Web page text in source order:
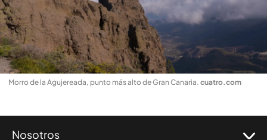
Morro de la Agujereada, punto más alto de Gran Canaria. cuatro.com
Nosotros